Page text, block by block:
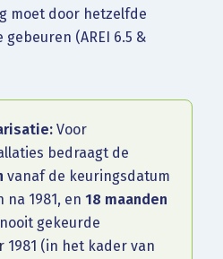
moet door hetzelfde
gebeuren (AREI 6.5 &
Voor
bedraagt de
vanaf de keuringsdatum
1981, en 18 maanden
gekeurde
1981 (in het kader van